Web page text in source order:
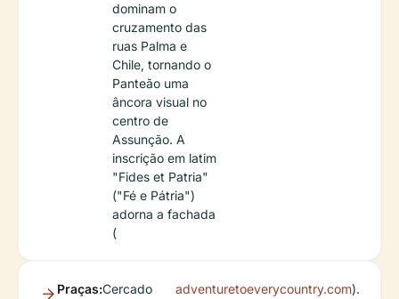
dominam o
cruzamento das
ruas Palma e
Chile, tornando o
Panteão uma
âncora visual no
centro de
Assunção. A
inscrição em latim
"Fides et Patria"
("Fé e Pátria")
adorna a fachada
(
Praças:Cercado
adventuretoeverycountry.com).